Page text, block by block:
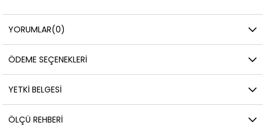
YORUMLAR(0)
ÖDEME SEÇENEKLERI
YETKİ BELGESİ
ÖLÇÜ REHBERI